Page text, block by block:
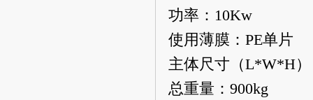
功率：10Kw
使用薄膜：PE单片
主体尺寸（L*W*H
总重量：900kg